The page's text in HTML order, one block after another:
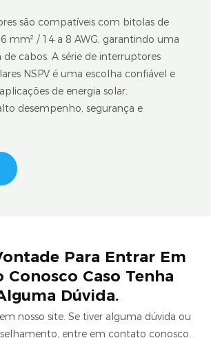
são compatíveis com bitolas de
mm² / 14 a 8 AWG, garantindo uma
cabos. A série de interruptores
NSPV é uma escolha confiável e
de energia solar,
desempenho, segurança e
Para Entrar Em
Conosco Caso Tenha
Dúvida.
nosso site. Se tiver alguma dúvida ou
entre em contato conosco.